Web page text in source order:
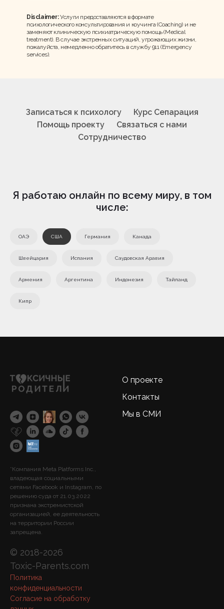
Disclaimer:Услуги предоставляются в формате
психологического консультирования и коучинга (Coaching) и не
заменяют клиническую психиатрическую помощь (Medical
treatment). В случае экстренных ситуаций, угрожающих жизни,
пожалуйста, немедленно обратитесь в службу 911 (Emergency
services).
Записаться к психологу
Курс Сепарация
Помощь проекту
Связаться с нами
Сотрудничество
Я работаю онлайн по всему миру, в том
числе:
ОАЭ США Германия Канада
Швейцария Испания Саудовская Аравия
Армения Аргентина Индонезия Тайланд
Кипр
*Компания Meta Platforms Inc.,
владеющая социальными
сетями Facebook и Instagram, по
решению суда от 21.03.2022
признана экстремистской
организацией, ее деятельность
на территории России
запрещена.
© 2018-2026
Toxic-Parents.com
Политика
конфиденциальности
Согласие на обработку
О проекте
Контакты
Мы в СМИ